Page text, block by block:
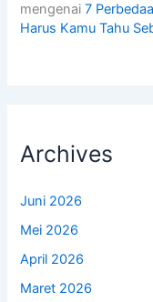
mengenai7
Harus Kamu Tahu
Archives
Juni 2026
Mei 2026
April 2026
Maret 2026